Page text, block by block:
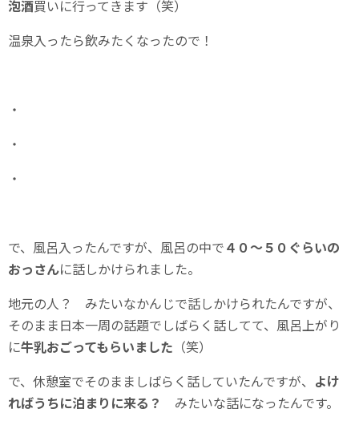
泡酒買いに行ってきます（笑）
温泉入ったら飲みたくなったので！
・
・
・
で、風呂入ったんですが、風呂の中で４０～５０ぐらいの
おっさんに話しかけられました。
地元の人？ みたいなかんじで話しかけられたんですが、
そのまま日本一周の話題でしばらく話してて、風呂上がり
に牛乳おごってもらいました （笑）
で、休憩室でそのまましばらく話していたんですが、 よけ
ればうちに泊まりに来る？
みたいな話になったんです。